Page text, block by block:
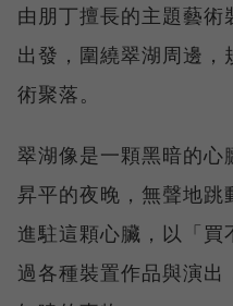
由朋丁擅長的主題藝術
出發，圍繞翠湖周邊
術聚落。
翠湖像是一顆黑暗的心
昇平的夜晚，無聲地
進駐這顆心臟，以「買
過各種裝置作品與演